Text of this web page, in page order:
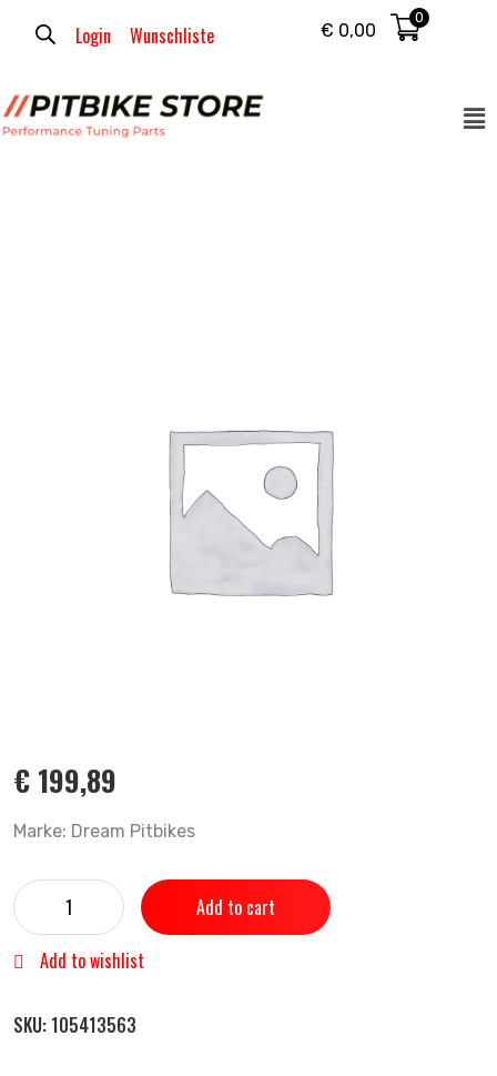
Login Wunschliste € 0,00
0
€ 199,89
Marke: Dream Pitbikes
Add to cart
Add to wishlist
SKU: 105413563